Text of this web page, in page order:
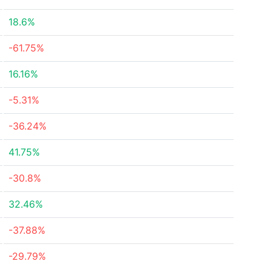
18.6%
-61.75%
16.16%
-5.31%
-36.24%
41.75%
-30.8%
32.46%
-37.88%
-29.79%